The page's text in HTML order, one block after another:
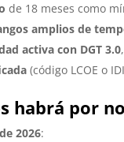
de 18 meses como
amplios de
activa con DGT 3.0
(código LCOE o
habrá por
2026: